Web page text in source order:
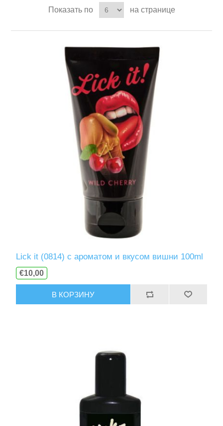
Показать по на странице
Lick it (0814) с ароматом и вкусом вишни 100ml
€10,00
В КОРЗИНУ